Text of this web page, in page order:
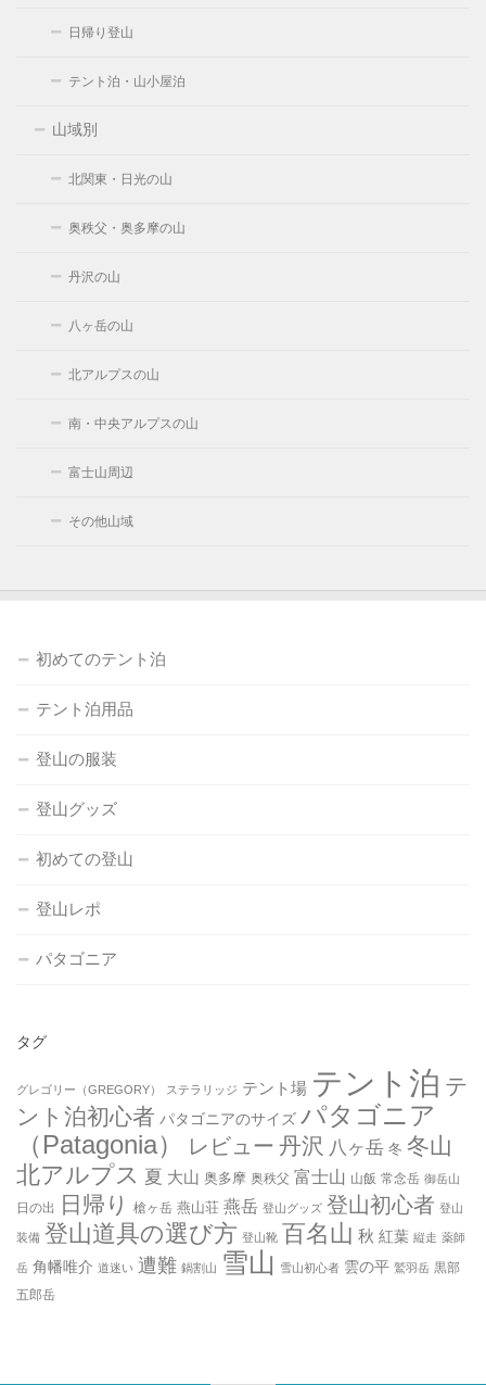
日帰り登山
テント泊・山小屋泊
山域別
北関東・日光の山
奥秩父・奥多摩の山
丹沢の山
八ヶ岳の山
北アルプスの山
南・中央アルプスの山
富士山周辺
その他山域
初めてのテント泊
テント泊用品
登山の服装
登山グッズ
初めての登山
登山レポ
パタゴニア
タグ
グレゴリー（GREGORY） ステラリッジ テント場 テント泊 テ
ント泊初心者 パタゴニアのサイズ パタゴニア
（Patagonia）
レビュー 丹沢 八ヶ岳 冬 冬山
北アルプス 夏 大山 奥多摩 奥秩父 富士山 山飯 常念岳 御岳山
日の出 日帰り 槍ヶ岳 燕山荘 燕岳 登山グッズ 登山初心者 登山
装備 登山道具の選び方 登山靴 百名山 秋 紅葉 縦走 薬師
岳 角幡唯介 道迷い 遭難 鍋割山 雪山 雪山初心者 雲の平 鷲羽岳 黒部
五郎岳